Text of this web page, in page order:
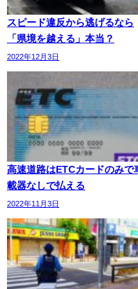
スピード違反から逃げるなら
「県境を越える」本当？
2022年12月3日
高速道路はETCカードのみで
載器なしで払える
2022年11月3日